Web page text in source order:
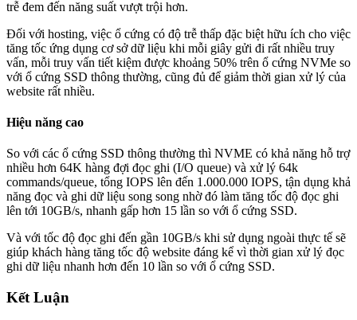
trễ đem đến năng suất vượt trội hơn.
Đối với hosting, việc ổ cứng có độ trễ thấp đặc biệt hữu ích cho việc
tăng tốc ứng dụng cơ sở dữ liệu khi mỗi giây gửi đi rất nhiều truy
vấn, mỗi truy vấn tiết kiệm được khoảng 50% trên ổ cứng NVMe so
với ổ cứng SSD thông thường, cũng đủ để giảm thời gian xử lý của
website rất nhiều.
Hiệu năng cao
So với các ổ cứng SSD thông thường thì NVME có khả năng hỗ trợ
nhiều hơn 64K hàng đợi đọc ghi (I/O queue) và xử lý 64k
commands/queue, tổng IOPS lên đến 1.000.000 IOPS, tận dụng khả
năng đọc và ghi dữ liệu song song nhờ đó làm tăng tốc độ đọc ghi
lên tới 10GB/s, nhanh gấp hơn 15 lần so với ổ cứng SSD.
Và với tốc độ đọc ghi đến gần 10GB/s khi sử dụng ngoài thực tế sẽ
giúp khách hàng tăng tốc độ website đáng kể vì thời gian xử lý đọc
ghi dữ liệu nhanh hơn đến 10 lần so với ổ cứng SSD.
Kết Luận